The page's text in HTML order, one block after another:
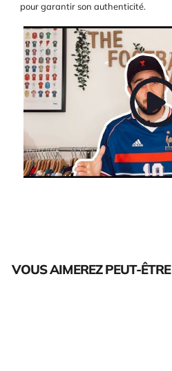
pour garantir son authenticité.
VOUS AIMEREZ PEUT-ÊTRE